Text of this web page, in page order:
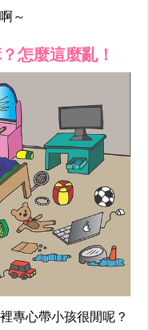
～
怎麼這麼亂！
專心帶小孩很閒呢？